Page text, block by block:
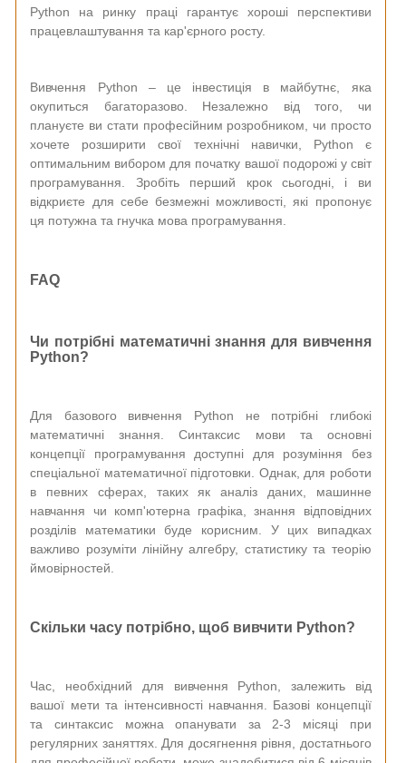
Python на ринку праці гарантує хороші перспективи
працевлаштування та кар'єрного росту.
Вивчення Python – це інвестиція в майбутнє, яка
окупиться багаторазово. Незалежно від того, чи
плануєте ви стати професійним розробником, чи просто
хочете розширити свої технічні навички, Python є
оптимальним вибором для початку вашої подорожі у світ
програмування. Зробіть перший крок сьогодні, і ви
відкриєте для себе безмежні можливості, які пропонує
ця потужна та гнучка мова програмування.
FAQ
Чи потрібні математичні знання для вивчення
Python?
Для базового вивчення Python не потрібні глибокі
математичні знання. Синтаксис мови та основні
концепції програмування доступні для розуміння без
спеціальної математичної підготовки. Однак, для роботи
в певних сферах, таких як аналіз даних, машинне
навчання чи комп'ютерна графіка, знання відповідних
розділів математики буде корисним. У цих випадках
важливо розуміти лінійну алгебру, статистику та теорію
ймовірностей.
Скільки часу потрібно, щоб вивчити Python?
Час, необхідний для вивчення Python, залежить від
вашої мети та інтенсивності навчання. Базові концепції
та синтаксис можна опанувати за 2-3 місяці при
регулярних заняттях. Для досягнення рівня, достатнього